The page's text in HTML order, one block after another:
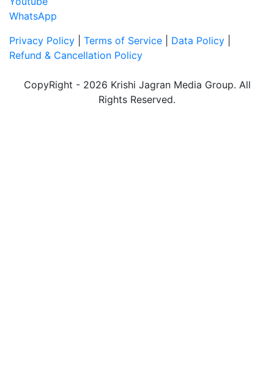
WhatsApp
Privacy Policy
Terms of Service Data Policy
Refund & Cancellation Policy
CopyRight - 2026 Krishi Jagran Media Group. All
Rights Reserved.